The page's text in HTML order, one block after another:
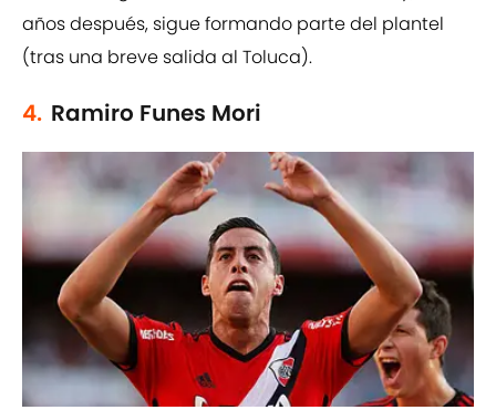
años después, sigue formando parte del plantel
(tras una breve salida al Toluca).
4. Ramiro Funes Mori